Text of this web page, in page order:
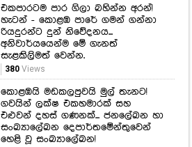
එකපාරටම පාර ගිලා බහින්න අරන්!
හැටන් - කොළඹ පාරේ ගමන් ගන්නා
රියදුරන්ට දුන් නිවේදනය...
අනිවාර්යයෙන්ම මේ ගැනත්
සැළකිලිමත් වෙන්න.
380Views
කොළඹයි මඩකලපුවයි මුල් තැනට!
ගවයින් ලක්ෂ එකහමාරක් සහ
එළුවන් දහස් ගණනක්... ජනලේඛන හා
සංඛ්‍යාලේඛන දෙපාර්තමේන්තුවෙන්
හෙළි වූ සංඛ්‍යාලේඛන!